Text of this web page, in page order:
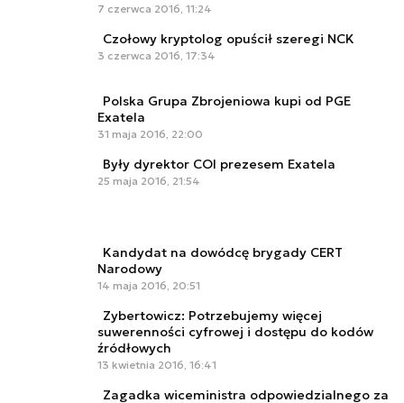
7 czerwca 2016, 11:24
Czołowy kryptolog opuścił szeregi NCK
3 czerwca 2016, 17:34
Polska Grupa Zbrojeniowa kupi od PGE
Exatela
31 maja 2016, 22:00
Były dyrektor COI prezesem Exatela
25 maja 2016, 21:54
Kandydat na dowódcę brygady CERT
Narodowy
14 maja 2016, 20:51
Zybertowicz: Potrzebujemy więcej
suwerenności cyfrowej i dostępu do kodów
źródłowych
13 kwietnia 2016, 16:41
Zagadka wiceministra odpowiedzialnego za